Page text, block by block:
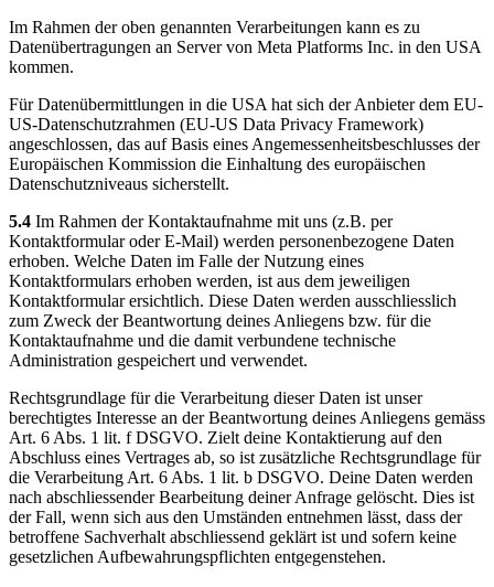
Im Rahmen der oben genannten Verarbeitungen kann es zu
Datenübertragungen an Server von Meta Platforms Inc. in den USA
kommen.
Für Datenübermittlungen in die USA hat sich der Anbieter dem EU-
US-Datenschutzrahmen (EU-US Data Privacy Framework)
angeschlossen, das auf Basis eines Angemessenheitsbeschlusses der
Europäischen Kommission die Einhaltung des europäischen
Datenschutzniveaus sicherstellt.
5.4 Im Rahmen der Kontaktaufnahme mit uns (z.B. per
Kontaktformular oder E-Mail) werden personenbezogene Daten
erhoben. Welche Daten im Falle der Nutzung eines
Kontaktformulars erhoben werden, ist aus dem jeweiligen
Kontaktformular ersichtlich. Diese Daten werden ausschliesslich
zum Zweck der Beantwortung deines Anliegens bzw. für die
Kontaktaufnahme und die damit verbundene technische
Administration gespeichert und verwendet.
Rechtsgrundlage für die Verarbeitung dieser Daten ist unser
berechtigtes Interesse an der Beantwortung deines Anliegens gemäss
Art. 6 Abs. 1 lit. f DSGVO. Zielt deine Kontaktierung auf den
Abschluss eines Vertrages ab, so ist zusätzliche Rechtsgrundlage für
die Verarbeitung Art. 6 Abs. 1 lit. b DSGVO. Deine Daten werden
nach abschliessender Bearbeitung deiner Anfrage gelöscht. Dies ist
der Fall, wenn sich aus den Umständen entnehmen lässt, dass der
betroffene Sachverhalt abschliessend geklärt ist und sofern keine
gesetzlichen Aufbewahrungspflichten entgegenstehen.